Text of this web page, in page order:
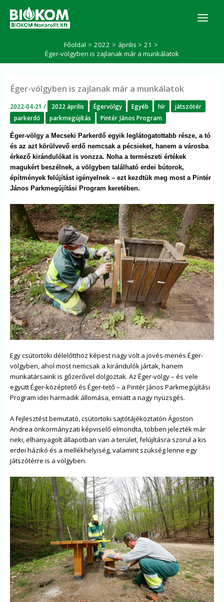
content
Főoldal 2022 április
21
Éger-völgyben is zajlanak már a munkálatok
Éger-völgyben is zajlanak már a munkálatok
2022-04-21/ 2022 április Égervölgy Egyéb hír
játszótér
parkerdő
parkmegújítás Pintér János Program
Éger-völgy a Mecseki Parkerdő egyik leglátogatottabb része, a tó
és az azt körülvevő erdő nemcsak a pécsieket, hanem a városba
érkező kirándulókat is vonzza. Noha a természeti értékek
magukért beszélnek, a völgyben található erdei bútorok,
építmények felújítást igényelnek – ezt kezdtük meg most a Pintér
János Parkmegújítási Program keretében.
Egy csütörtöki délelőtthöz képest nagy volt a jövés-menés Éger-
völgyben, ahol most nemcsak a kirándulók jártak, hanem
munkatársaink is gőzerővel dolgoztak. Az Éger-völgy – és vele
együtt Éger-középtető és Éger-tető – a Pintér János Parkmegújítási
Program idei harmadik állomása, emiatt a nagy nyüzsgés.
A fejlesztést bemutató, csütörtöki sajtótájékoztatón Ágoston
Andrea önkormányzati képviselő elmondta, többen jelezték már
neki, elhanyagolt állapotban van a terület, felújításra szorul a kis
erdei házikó és a mellékhelyiség, valamint szükség lenne egy
játszótérre is a völgyben.
e
r
s